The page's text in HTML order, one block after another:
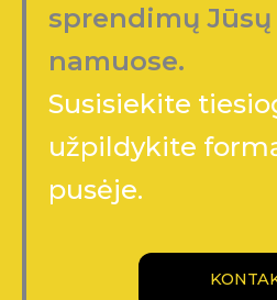
sprendimų
namuose.
Susisiekite
užpildykite
pusėje.